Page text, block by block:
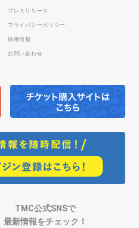
プレスリリース
プライバシーポリシー
採用情報
お問い合わせ
TMC公式SNSで
最新情報をチェック！